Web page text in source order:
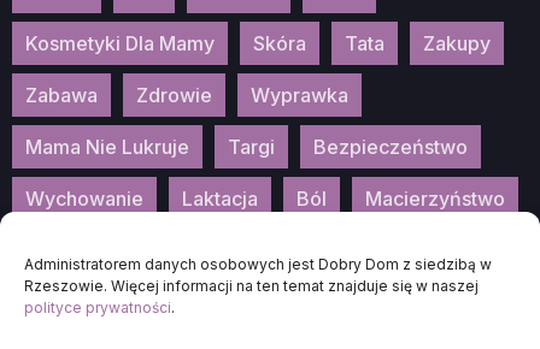
Administratorem danych osobowych jest Dobry Dom z siedzibą w
Rzeszowie. Więcej informacji na ten temat znajduje się w naszej
polityce prywatności.
Kosmetyki Dla Mamy Skóra Tata Zakupy
Zabawa Zdrowie Wyprawka
Mama Nie Lukruje Targi Bezpieczeństwo
Wychowanie Laktacja Ból Macierzyństwo